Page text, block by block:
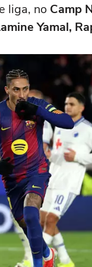
liga, no Camp
Yamal,